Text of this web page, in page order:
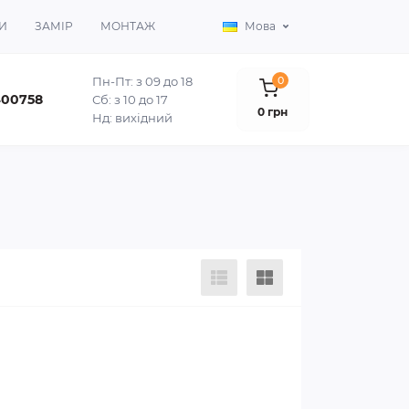
ЗАМІР МОНТАЖ Мова
Пн-Пт: з 09 до 18
Сб: з 10 до 17
Нд: вихідний
0
0 грн